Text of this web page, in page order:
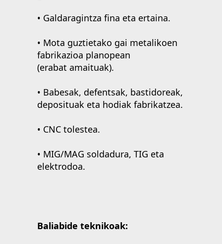
• Galdaragintza fina eta ertaina.
• Mota guztietako gai metalikoen
fabrikazioa planopean
(erabat amaituak).
• Babesak, defentsak, bastidoreak,
deposituak eta hodiak fabrikatzea.
• CNC tolestea.
• MIG/MAG soldadura, TIG eta
elektrodoa.
Baliabide teknikoak: